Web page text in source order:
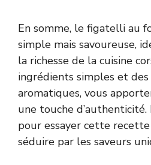
En somme, le figatelli au
simple mais savoureuse,
la richesse de la cuisine
ingrédients simples et des
aromatiques, vous
une touche d’authenticité.
pour essayer cette
séduire par les saveurs